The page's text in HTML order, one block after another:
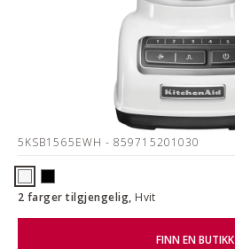
5KSB1565EWH - 859715201030
2 farger tilgjengelig, Hvit
FINN EN BUTIKK